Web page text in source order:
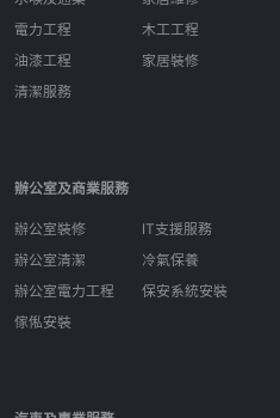
電力工程
油漆工程
清潔服務
木工工程
家居裝修
辦公室及商業服務
辦公室裝修
辦公室清潔
辦公室電力工程
傢俬安裝
IT支援服務
冷氣保養
保安系統安裝